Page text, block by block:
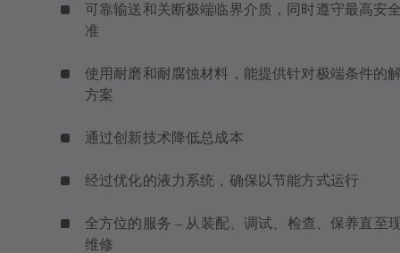
可靠输送和关断极端临界介质，同时遵守最高安
准
使用耐磨和耐腐蚀材料，能提供针对极端条件的
方案
通过创新技术降低总成本
经过优化的液力系统，确保以节能方式运行
全方位的服务 – 从装配、调试、检查、保养直至
维修